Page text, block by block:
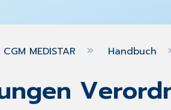
global hierarchy
CGM MEDISTAR Handbuch